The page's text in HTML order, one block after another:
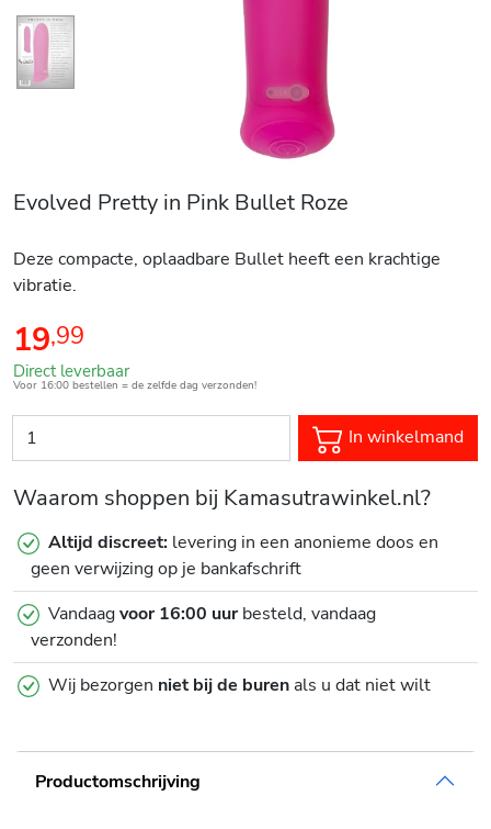
Evolved Pretty in Pink Bullet Roze
Deze compacte, oplaadbare Bullet heeft een krachtige
vibratie.
19,99
Direct leverbaar
Voor 16:00 bestellen = de zelfde dag verzonden!
In winkelmand
Waarom shoppen bij Kamasutrawinkel.nl?
Altijd discreet: levering in een anonieme doos en
geen verwijzing op je bankafschrift
Vandaagvoor 16:00 uurbesteld, vandaag
verzonden!
Wij bezorgen niet bij de burenals u dat niet wilt
Productomschrijving